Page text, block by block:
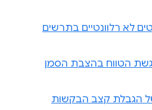
לא רלוונטיים בתרשים
הטווח בהצבת הסמן
הגבלת קצב הבקשות